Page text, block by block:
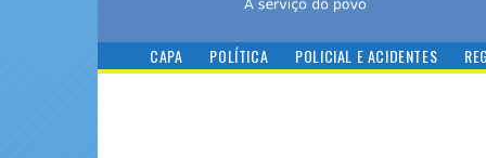
CAPA POLÍTICA POLICIAL E ACIDENTES